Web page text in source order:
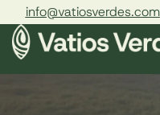
info@vatiosverdes.com